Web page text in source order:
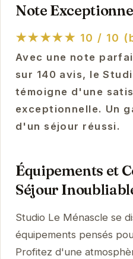
Note
★★★★★ 10 / 10
Avec une note
sur 140 avis, le
témoigne d'une
exceptionnelle. Un
d'un séjour réussi.
Équipements et
Séjour
Studio Le Ménascle se
équipements pensés
Profitez d'une